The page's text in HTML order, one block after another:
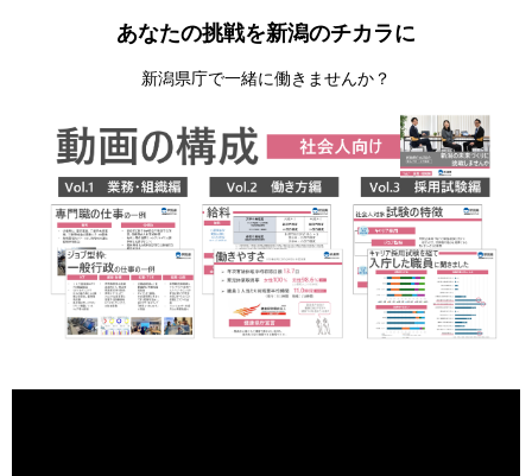
あなたの挑戦を新潟のチカラに
新潟県庁で一緒に働きませんか？